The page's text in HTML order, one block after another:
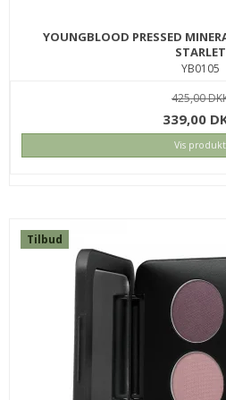
YOUNGBLOOD PRESSED
STARLET
YB0105
425,00
339,00
Vis produkt
Tilbud